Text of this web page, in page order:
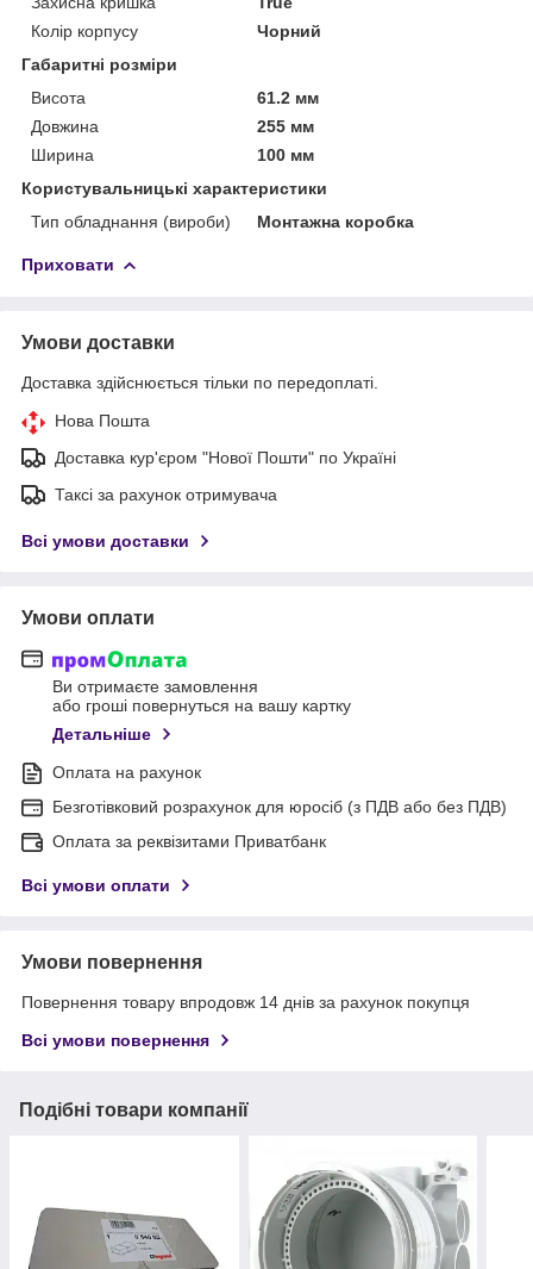
Колір корпусу
Чорний
Габаритні розміри
Висота
61.2 мм
Довжина
255 мм
Ширина
100 мм
Користувальницькі характеристики
Тип обладнання (вироби)
Монтажна коробка
Приховати
Умови доставки
Доставка здійснюється тільки по передоплаті.
Нова Пошта
Доставка кур'єром "Нової Пошти" по Україні
Таксі за рахунок отримувача
Всі умови доставки
Умови оплати
Ви отримаєте замовлення
або гроші повернуться на вашу картку
Детальніше
Оплата на рахунок
Безготівковий розрахунок для юросіб (з ПДВ або без ПДВ)
Оплата за реквізитами Приватбанк
Всі умови оплати
Умови повернення
Повернення товару впродовж 14 днів за рахунок покупця
Всі умови повернення
Подібні товари компанії